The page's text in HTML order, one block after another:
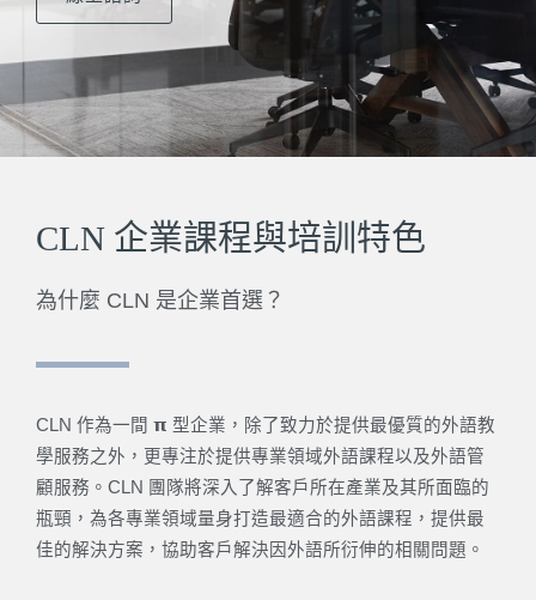
CLN 企業課程與培訓特色
為什麼 CLN 是企業首選？
CLN 作為一間 𝝿 型企業，除了致力於提供最優質的外語教
學服務之外， 更專注於提供專業領域外語課程以及外語管
顧服務。CLN 團隊將深入了解客戶所在產業及其所面臨的
瓶頸， 為各專業領域量身打造最適合的外語課程，提供最
佳的解決方案， 協助客戶解決因外語所衍伸的相關問題。